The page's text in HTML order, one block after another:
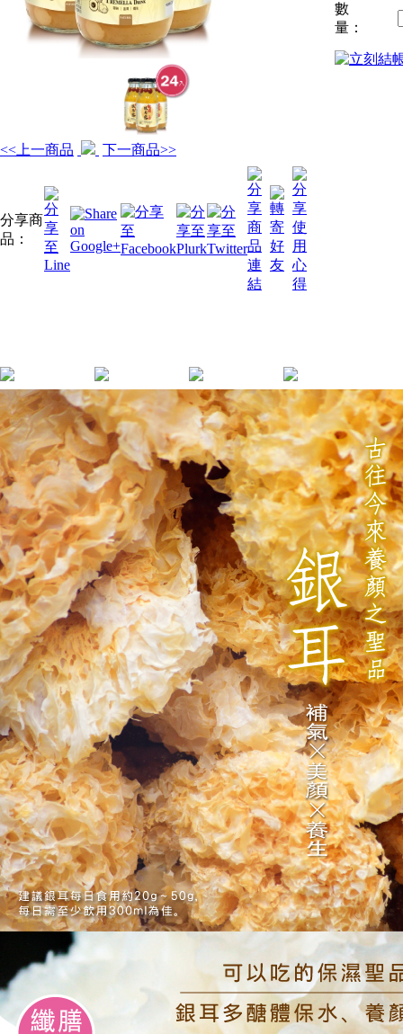
<<上一商品 下一商品>>
分享商
品：
數
量：